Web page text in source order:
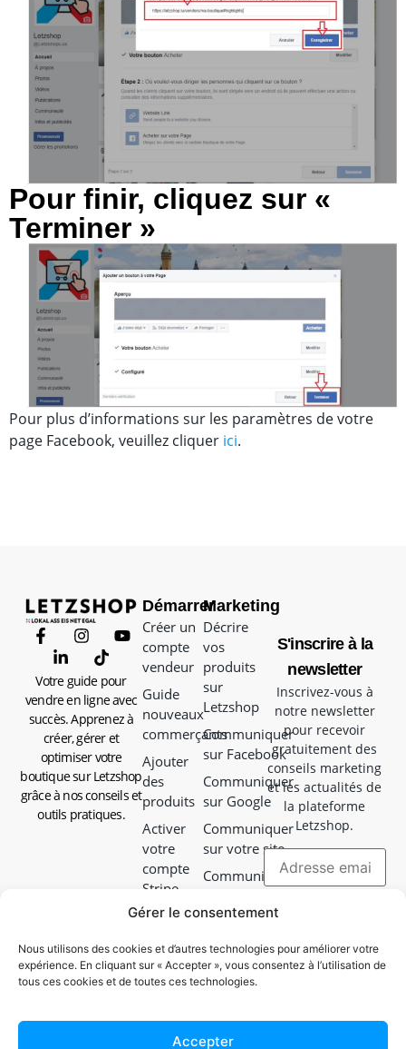
Gérer le consentement
Nous utilisons des cookies et d’autres technologies pour améliorer votre
expérience. En cliquant sur « Accepter », vous consentez à l’utilisation de
tous ces cookies et de toutes ces technologies.
Accepter
Pour finir, cliquez sur «
Terminer »
Pour plus d’informations sur les paramètres de votre
page Facebook, veuillez cliquer ici.
Votre guide pour
vendre en ligne avec
succès. Apprenez à
créer, gérer et
optimiser votre
boutique sur Letzshop
grâce à nos conseils et
outils pratiques.
Démarrer
Créer un
compte
vendeur
Guide
nouveaux
commerçants
Ajouter
des
produits
Activer
votre
compte
Stripe
Choisir
mode de
livraison
d'emballage
Marketing
Décrire
vos
produits
sur
Letzshop
Communiquer
sur Facebook
Communiquer
sur Google
Communiquer
sur votre site
Communiquer
Communiquer
avec vos colis
Campagne
Facebook
S'inscrire à la
newsletter
Inscrivez-vous à
notre newsletter
pour recevoir
gratuitement des
conseils marketing
et les actualités de
la plateforme
Letzshop.